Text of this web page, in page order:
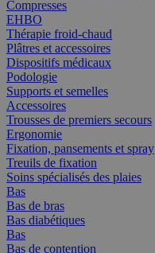
Compresses
EHBO
Thérapie froid-chaud
Plâtres et accessoires
Dispositifs médicaux
Podologie
Supports et semelles
Accessoires
Trousses de premiers secours
Ergonomie
Fixation, pansements et spray
Treuils de fixation
Soins spécialisés des plaies
Bas
Bas de bras
Bas diabétiques
Bas
Bas de contention